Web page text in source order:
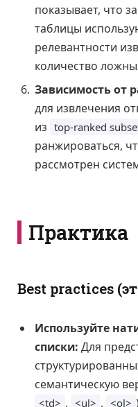
показывает, что
таблицы
релевантности
количество
Зависимость от
для извлечения
из top-ranked
ранжироваться,
рассмотрен
Практика
Best practices
Используйте
списки: Для
семантическую
<td> , <ul> , <ol>